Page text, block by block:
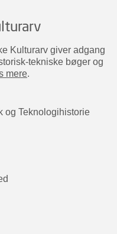
Kulturarv giver adgang
tekniske bøger og
mere.
og Teknologihistorie